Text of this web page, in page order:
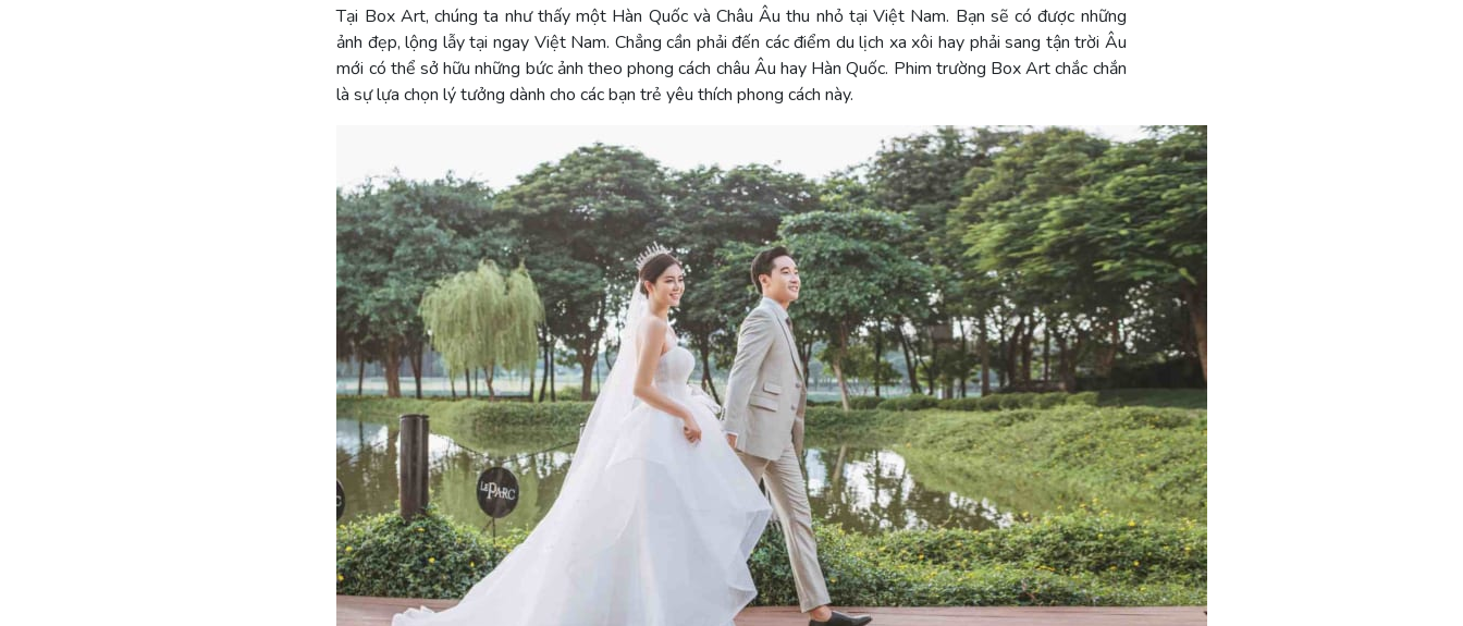
Tại Box Art, chúng ta như thấy một Hàn Quốc và Châu Âu thu nhỏ tại Việt Nam. Bạn sẽ có được những
ảnh đẹp, lộng lẫy tại ngay Việt Nam. Chẳng cần phải đến các điểm du lịch xa xôi hay phải sang tận trời Âu
mới có thể sở hữu những bức ảnh theo phong cách châu Âu hay Hàn Quốc. Phim trường Box Art chắc chắn
là sự lựa chọn lý tưởng dành cho các bạn trẻ yêu thích phong cách này.